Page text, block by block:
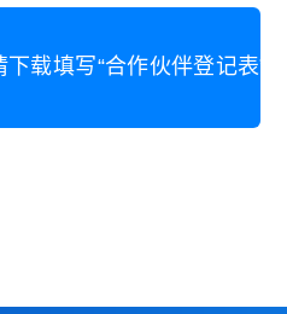
载填写“合作伙伴登记表”